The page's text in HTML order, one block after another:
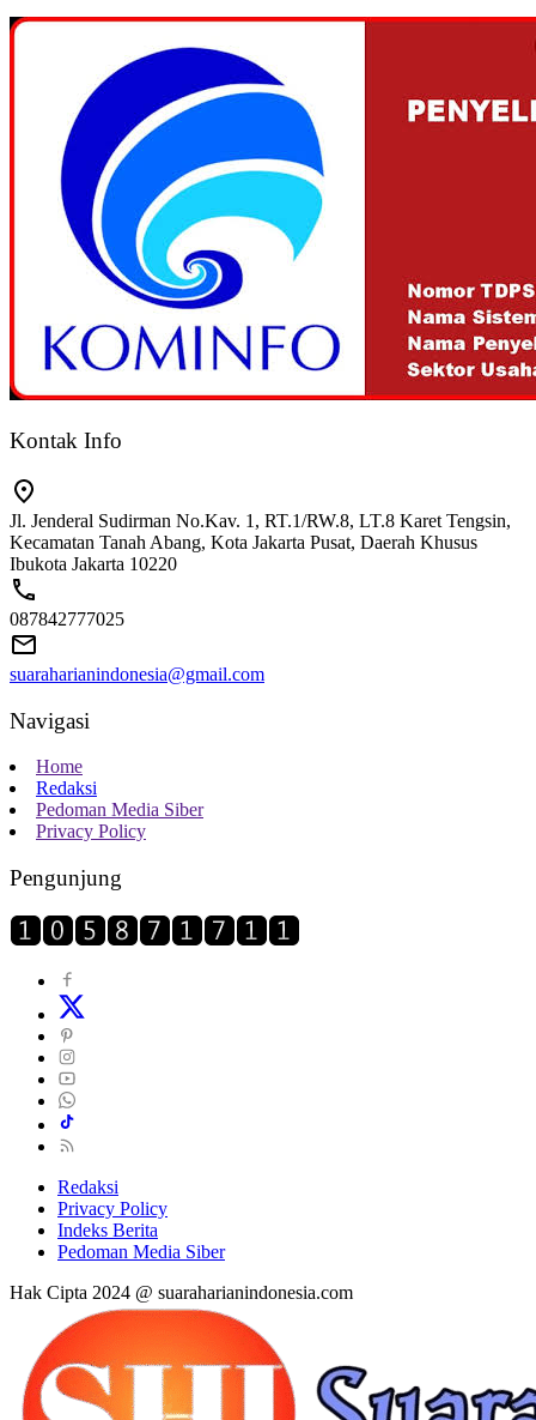
Kontak Info
Jl. Jenderal Sudirman No.Kav. 1, RT.1/RW.8, LT.8 Karet Tengsin,
Kecamatan Tanah Abang, Kota Jakarta Pusat, Daerah Khusus
Ibukota Jakarta 10220
087842777025
suaraharianindonesia@gmail.com
Navigasi
Home
Redaksi
Pedoman Media Siber
Privacy Policy
Pengunjung
Redaksi
Privacy Policy
Indeks Berita
Pedoman Media Siber
Hak Cipta 2024 @ suaraharianindonesia.com